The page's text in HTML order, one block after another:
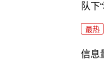
队下
最热
信息